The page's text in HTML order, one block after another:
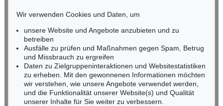
HESSEN
Miriam Heß
Tel.: +49 (0)62 21 58 80-038
Fax: +49 (0)62 21 58 80-595
infoheidelberg@kettererkunst.de
NORDDEUTSCHLAND
Nico Kassel, M.A.
Wir verwenden Cookies und Daten, um
unsere Website und Angebote anzubieten und zu
betreiben
Ausfälle zu prüfen und Maßnahmen gegen Spam, Betrug
und Missbrauch zu ergreifen
Daten zu Zielgruppeninteraktionen und Websitestatistiken
zu erheben. Mit den gewonnenen Informationen möchten
wir verstehen, wie unsere Angebote verwendet werden,
und die Funktionalität unserer Website(s) und Qualität
unserer Inhalte für Sie weiter zu verbessern.